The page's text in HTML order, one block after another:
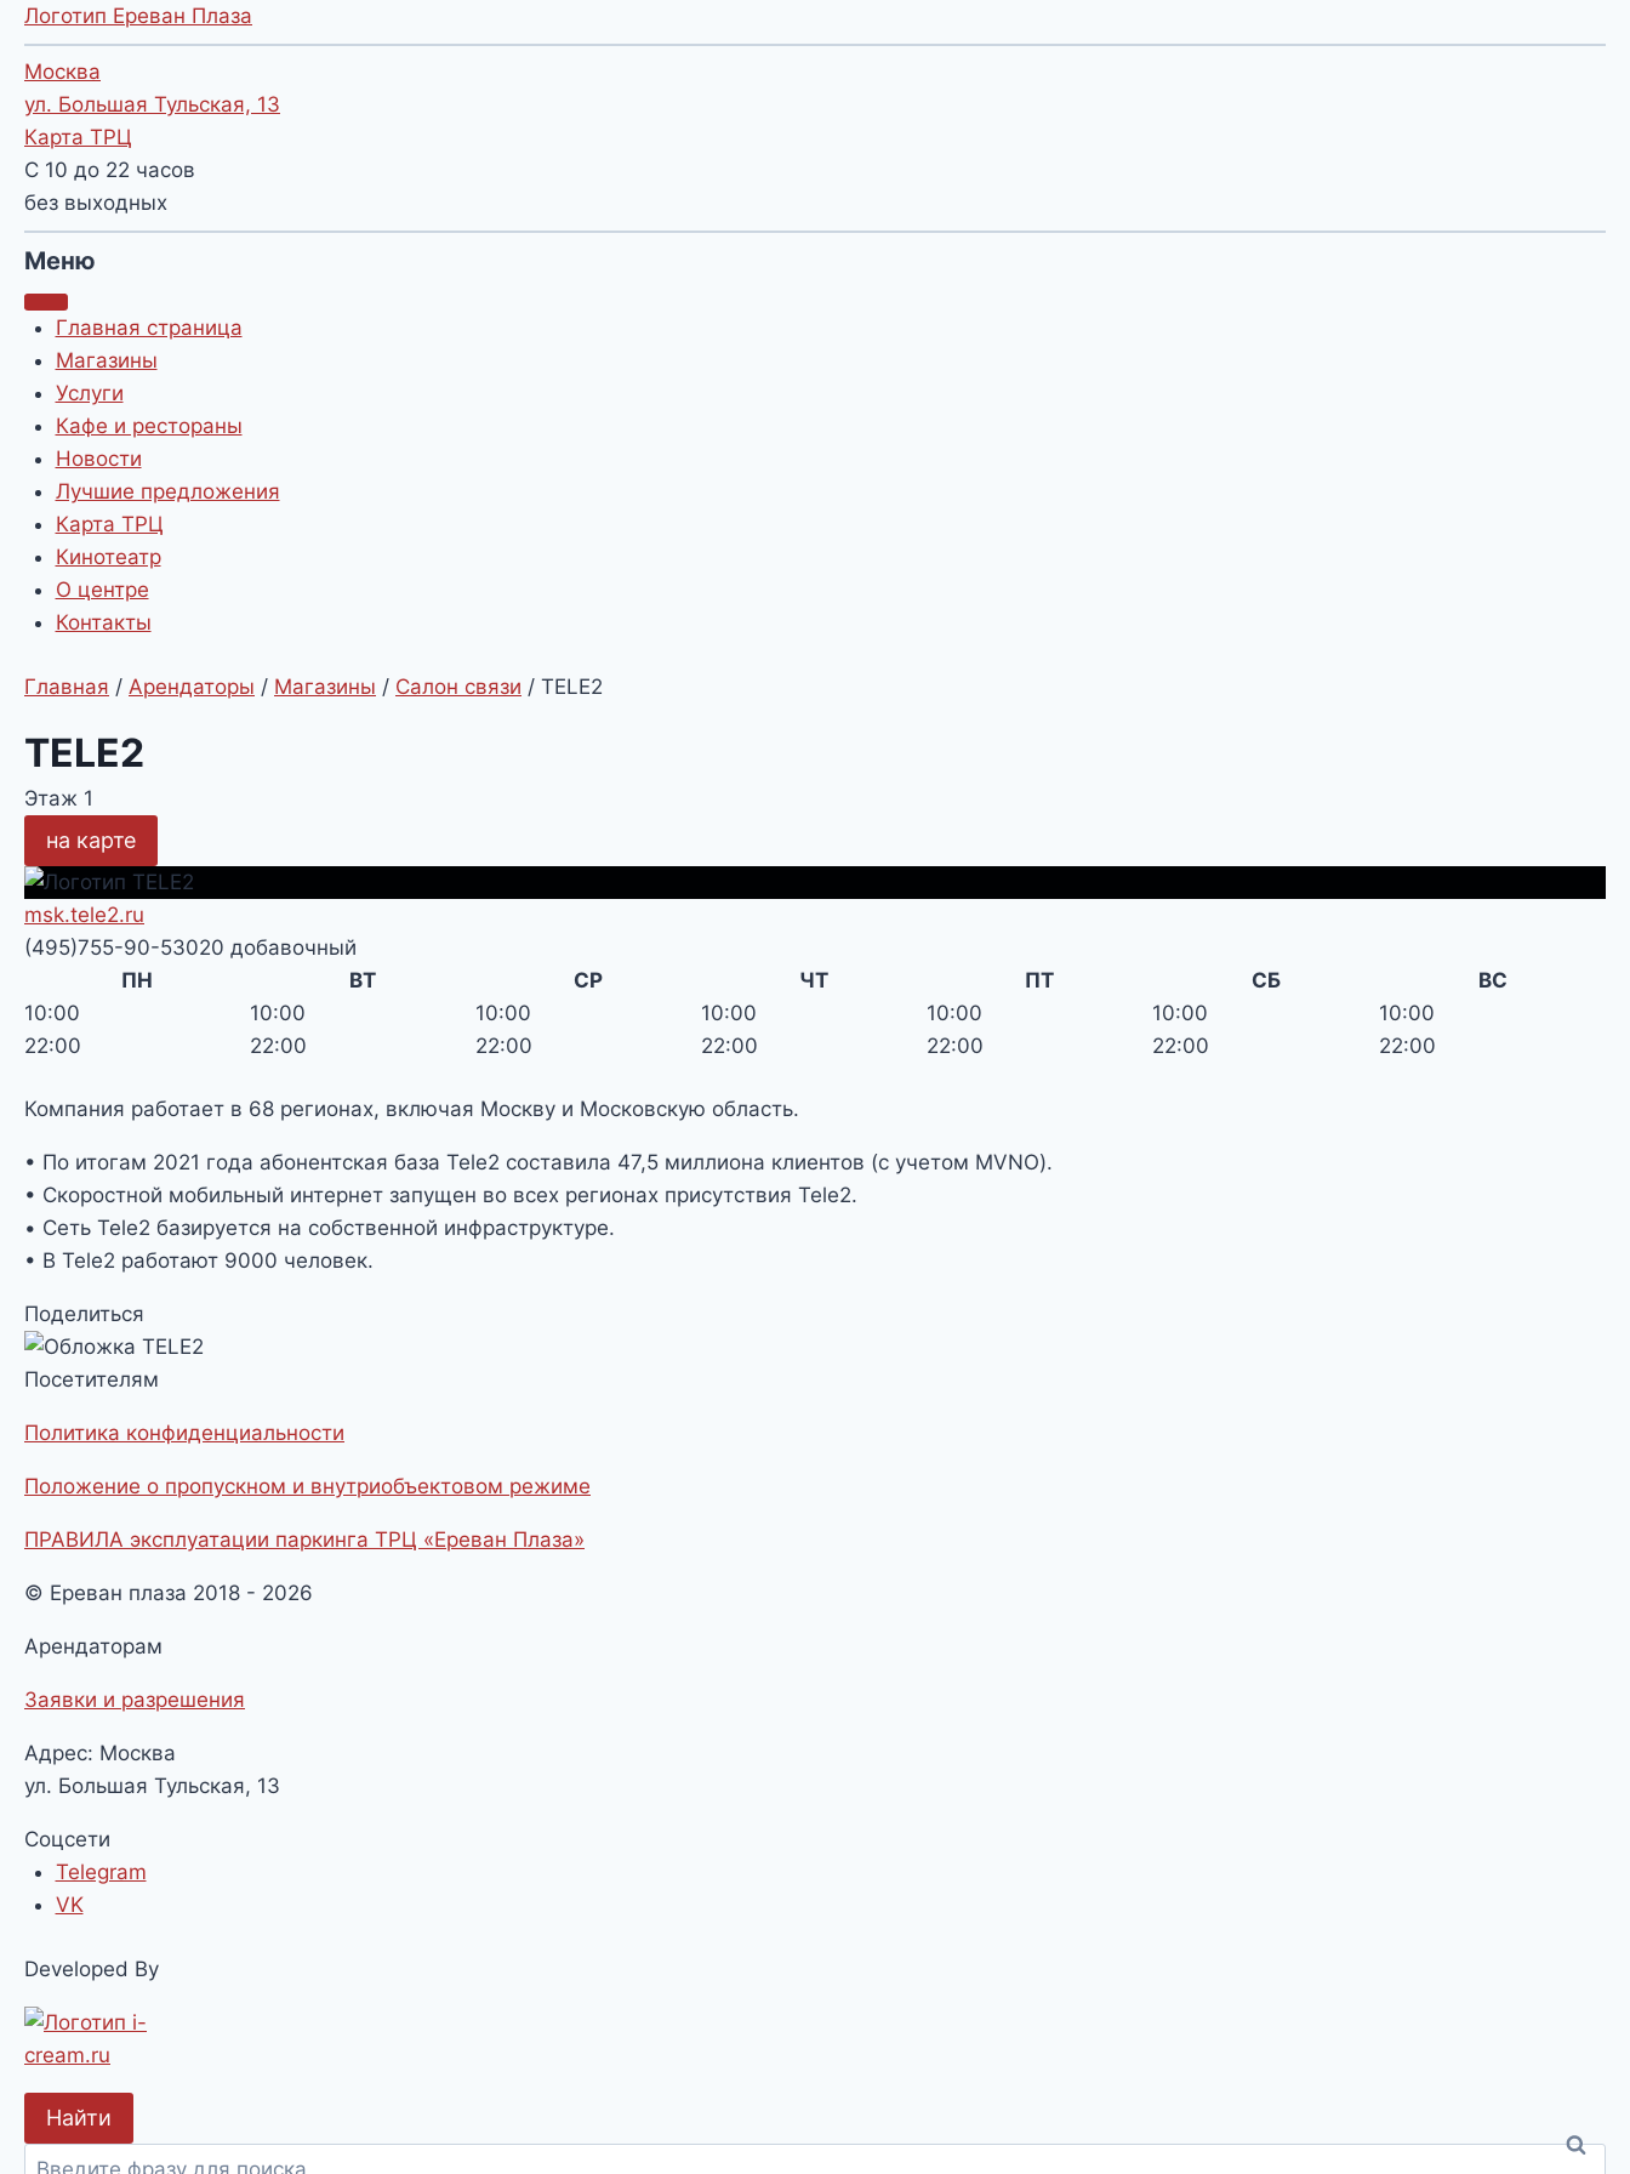
Логотип Ереван Плаза
Москва
ул. Большая Тульская, 13
Карта ТРЦ
С 10 до 22 часов
без выходных
Меню
Главная страница
Магазины
Услуги
Кафе и рестораны
Новости
Лучшие предложения
Карта ТРЦ
Кинотеатр
О центре
Контакты
Главная / Арендаторы / Магазины / Салон связи / TELE2
TELE2
Этаж 1
на карте
msk.tele2.ru
(495)755-90-53020 добавочный
ПН
ВТ СР ЧТ ПТ СБ
ВС
10:00
10:00 10:00 10:00 10:00 10:00
10:00
22:00
22:00 22:00 22:00 22:00 22:00 22:00
Компания работает в 68 регионах, включая Москву и Московскую область.
• По итогам 2021 года абонентская база Tele2 составила 47,5 миллиона клиентов (с учетом MVNO).
• Скоростной мобильный интернет запущен во всех регионах присутствия Tele2.
• Сеть Tele2 базируется на собственной инфраструктуре.
• В Tele2 работают 9000 человек.
Поделиться
Посетителям
Политика конфиденциальности
Положение о пропускном и внутриобъектовом режиме
ПРАВИЛА эксплуатации паркинга ТРЦ «Ереван Плаза»
© Ереван плаза 2018 - 2026
Арендаторам
Заявки и разрешения
Адрес: Москва
ул. Большая Тульская, 13
Соцсети
Telegram
VK
Developed By